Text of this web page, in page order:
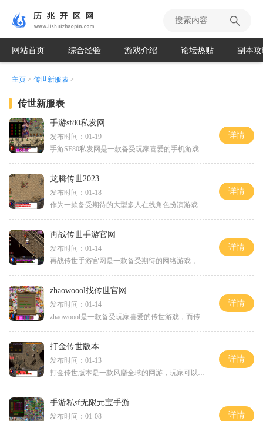
网站首页 综合经验 游戏介绍 论坛热贴 副本
主页 > 传世新服表 >
传世新服表
手游sf80私发网
发布时间：01-19
手游SF80私发网是一款备受玩家喜爱的手机游戏。在这款游戏中，玩家可以体验到丰富多样的游戏玩法，令人兴奋的剧情和刺激的战斗。让我们来了解一下游戏的背景故事。故事发生在一
详情
龙腾传世2023
发布时间：01-18
作为一款备受期待的大型多人在线角色扮演游戏，《龙腾传世2023》将在不久的将来震撼登场。相信无数玩家早已迫不及待地期待着亲身体验这个充满奇幻和冒险的世界。现在，就让我们
详情
再战传世手游官网
发布时间：01-14
再战传世手游官网是一款备受期待的网络游戏，可以让玩家们在虚拟世界中畅快冒险。这款游戏融合了多种元素，包括战斗、竞技、交友等，为玩家们打造了一个永不停歇的冒险之旅。
详情
zhaowoool找传世官网
发布时间：01-14
zhaowoool是一款备受玩家喜爱的传世游戏，而传世游戏作为一款经典的多人在线角色扮演游戏受到了众多玩家的喜爱与追捧。在这个游戏中，玩家们可以享受到丰富多样的游戏内容以及刺
详情
打金传世版本
发布时间：01-13
打金传世版本是一款风靡全球的网游，玩家可以体验到丰富多样的游戏玩法。下面将为大家详细介绍打金传世版本的具体玩法。作为一款以打怪升级为核心玩法的游戏，打金传世版本为
详情
手游私sf无限元宝手游
发布时间：01-08
详情